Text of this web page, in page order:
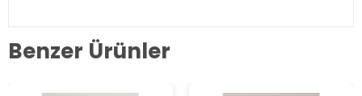
Benzer Ürünler